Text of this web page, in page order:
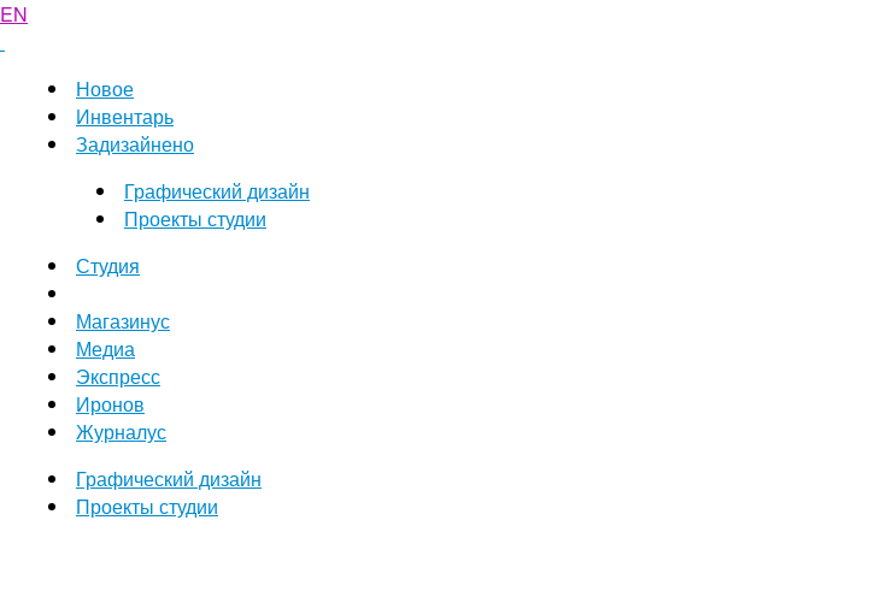
EN
Новое
Инвентарь
Задизайнено
Графический дизайн
Проекты студии
Студия
Магазинус
Медиа
Экспресс
Иронов
Журналус
Графический дизайн
Проекты студии